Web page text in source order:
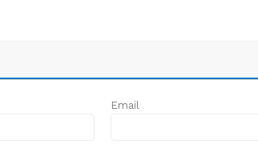
Email